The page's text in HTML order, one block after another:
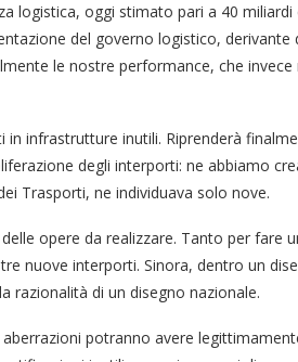
logistica, oggi stimato pari a 40 miliardi
del governo logistico, derivante
le nostre performance, che invece
infrastrutture inutili. Riprenderà
degli interporti: ne abbiamo
Trasporti, ne individuava solo nove.
opere da realizzare. Tanto per fare
nuove interporti. Sinora, dentro un
razionalità di un disegno nazionale.
potranno avere